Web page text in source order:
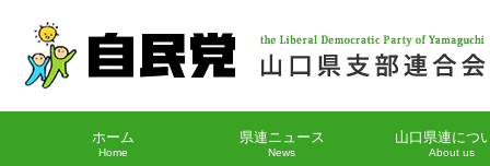
ホーム
Home
県連ニュース
News
山口県連につ
About us